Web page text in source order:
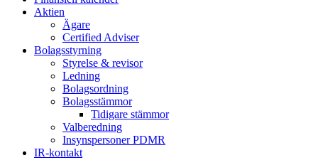
Aktien
Ägare
Certified Adviser
Bolagsstyrning
Styrelse & revisor
Ledning
Bolagsordning
Bolagsstämmor
Tidigare stämmor
Valberedning
Insynspersoner PDMR
IR-kontakt